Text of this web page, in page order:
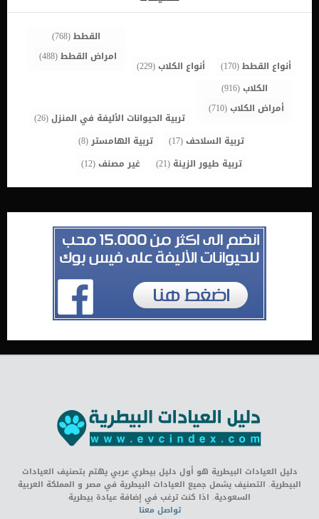
وتتسبب في الكثير […]
أنواع القطط(170) أنواع الكلاب(229)
القطط(768)
امراض القطط(488)
الكلاب(916)
أمراض الكلاب(710)
تربية الحيوانات الأليفة في المنزل(26)
تربية السلاحف(17) تربية الهامستر(8)
تربية طيور الزينة (21) غير مصنف(12)
دليل العيادات البيطرية هو أول دليل بيطري عربي يهتم بتصنيف العيادات
البيطرية. التصنيف يشمل جميع العيادات البيطرية في مصر و المملكة العربية
السعودية. اذا كنت ترغب في إضافة عيادة بيطرية
تواصل معنا